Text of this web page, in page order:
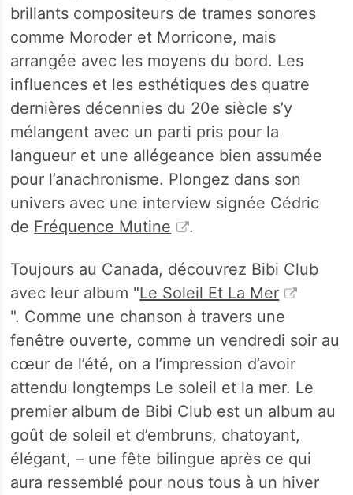
brillants compositeurs de trames sonores
comme Moroder et Morricone, mais
arrangée avec les moyens du bord. Les
influences et les esthétiques des quatre
dernières décennies du 20e siècle s’y
mélangent avec un parti pris pour la
langueur et une allégeance bien assumée
pour l’anachronisme. Plongez dans son
univers avec une interview signée Cédric
de Fréquence Mutine .
Toujours au Canada, découvrez Bibi Club
avec leur album "Le Soleil Et La Mer
". Comme une chanson à travers une
fenêtre ouverte, comme un vendredi soir au
cœur de l’été, on a l’impression d’avoir
attendu longtemps Le soleil et la mer. Le
premier album de Bibi Club est un album au
goût de soleil et d’embruns, chatoyant,
élégant, – une fête bilingue après ce qui
aura ressemblé pour nous tous à un hiver